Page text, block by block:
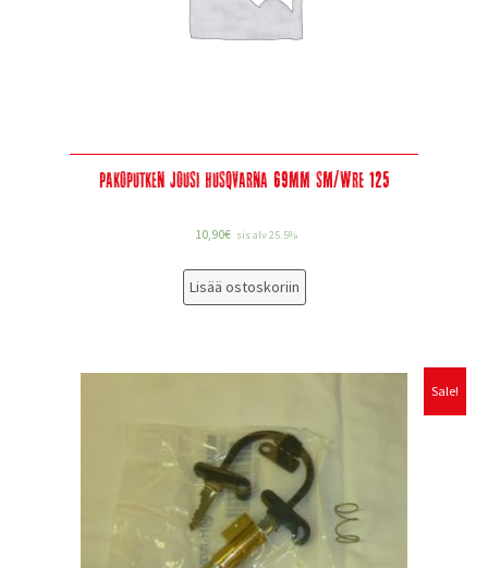
Pakoputken jousi Husqvarna 69mm SM/WRE 125
10,90€ sis alv 25.5%
Lisää ostoskoriin
Sale!